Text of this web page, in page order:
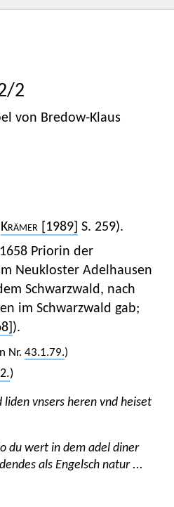
2
von Bredow-Klaus
Krämer[1989] S. 259).
Priorin der
Neukloster Adelhausen
Schwarzwald, nach
im Schwarzwald gab;
).
Nr. 43.1.79.)
)
vnsers heren vnd heiset
du wert in dem adel diner
als Engelsch natur ...